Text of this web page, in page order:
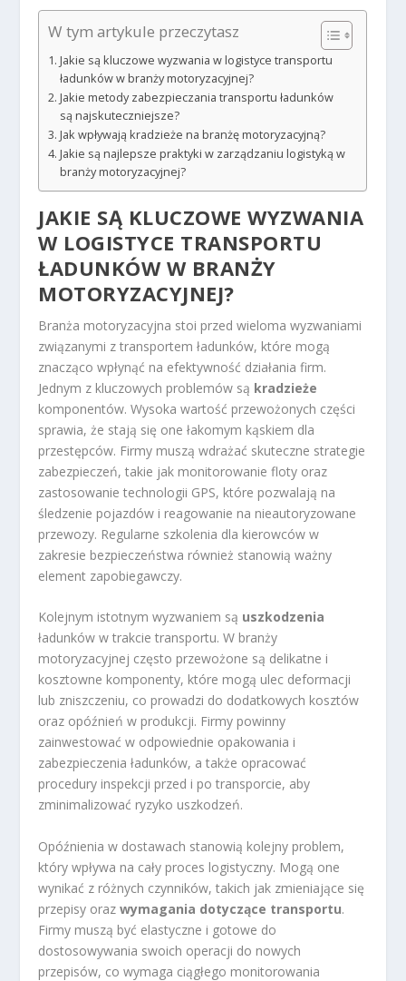
W tym artykule przeczytasz
Jakie są kluczowe wyzwania w logistyce transportu
ładunków w branży motoryzacyjnej?
Jakie metody zabezpieczania transportu ładunków
są najskuteczniejsze?
Jak wpływają kradzieże na branżę motoryzacyjną?
Jakie są najlepsze praktyki w zarządzaniu logistyką w
branży motoryzacyjnej?
JAKIE SĄ KLUCZOWE WYZWANIA
W LOGISTYCE TRANSPORTU
ŁADUNKÓW W BRANŻY
MOTORYZACYJNEJ?
Branża motoryzacyjna stoi przed wieloma wyzwaniami
związanymi z transportem ładunków, które mogą
znacząco wpłynąć na efektywność działania firm.
Jednym z kluczowych problemów są kradzieże
komponentów. Wysoka wartość przewożonych części
sprawia, że stają się one łakomym kąskiem dla
przestępców. Firmy muszą wdrażać skuteczne strategie
zabezpieczeń, takie jak monitorowanie floty oraz
zastosowanie technologii GPS, które pozwalają na
śledzenie pojazdów i reagowanie na nieautoryzowane
przewozy. Regularne szkolenia dla kierowców w
zakresie bezpieczeństwa również stanowią ważny
element zapobiegawczy.
Kolejnym istotnym wyzwaniem są uszkodzenia
ładunków w trakcie transportu. W branży
motoryzacyjnej często przewożone są delikatne i
kosztowne komponenty, które mogą ulec deformacji
lub zniszczeniu, co prowadzi do dodatkowych kosztów
oraz opóźnień w produkcji. Firmy powinny
zainwestować w odpowiednie opakowania i
zabezpieczenia ładunków, a także opracować
procedury inspekcji przed i po transporcie, aby
zminimalizować ryzyko uszkodzeń.
Opóźnienia w dostawach stanowią kolejny problem,
który wpływa na cały proces logistyczny. Mogą one
wynikać z różnych czynników, takich jak zmieniające się
przepisy orazwymagania dotyczące transportu.
Firmy muszą być elastyczne i gotowe do
dostosowywania swoich operacji do nowych
przepisów, co wymaga ciągłego monitorowania